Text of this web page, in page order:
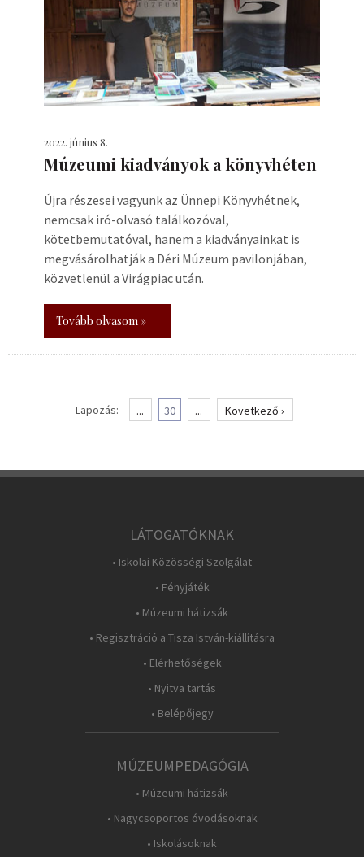
2022. június 8.
Múzeumi kiadványok a könyvhéten
Újra részesei vagyunk az Ünnepi Könyvhétnek,
nemcsak iró-olvasó találkozóval,
kötetbemutatóval, hanem a kiadványainkat is
megvásárolhatják a Déri Múzeum pavilonjában,
közvetlenül a Virágpiac után.
Tovább olvasom »
Lapozás: ... 30 ... Következő ›
LÁTOGATÓKNAK
• Iskolai Közösségi Szolgálat
• Fényjáték
• Múzeumi hátizsák
• Regisztráció a Tisza István-kiállításra
• Elérhetőségek
• Nyitva tartás
• Belépőjegy
MÚZEUMPEDAGÓGIA
• Múzeumi hátizsák
• Nagycsoportos óvodásoknak
• Iskolásoknak